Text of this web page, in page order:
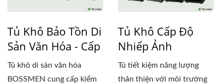
Tủ Khô Bảo Tồn Di
Sản Văn Hóa - Cấp
Tủ khô di sản văn hóa
BOSSMEN cung cấp kiểm
Tủ Khô Cấp Độ
Nhiếp Ảnh
Tủ tiết kiệm năng lượng
thân thiện với môi trường